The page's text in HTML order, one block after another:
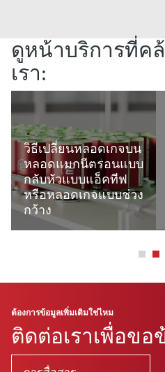
ดูหน้าบริการที่ค
เรา:
วิธีเปลี่ยนหลอดเกจบน
หลอดแมกนีตรอนแบบ
กลับหัวแบบแอ็คทีฟ
หรือหลอดเกจแบบช่วง
กว้าง
ต้องการข้อมูลเพิ่มเติมใช่ไหม
ติดต่อเราเพื่อขอ